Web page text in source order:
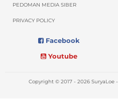
PEDOMAN MEDIA SIBER
PRIVACY POLICY
Facebook
Youtube
Copyright © 2017 - 2026 SuryaLoe -